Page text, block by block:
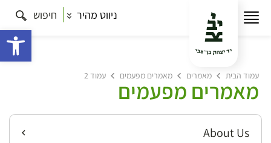
ניווט מהיר חיפוש
עמוד הבית מאמרים מאמרים מפעמים עמוד 2
מאמרים מפעמים
About Us